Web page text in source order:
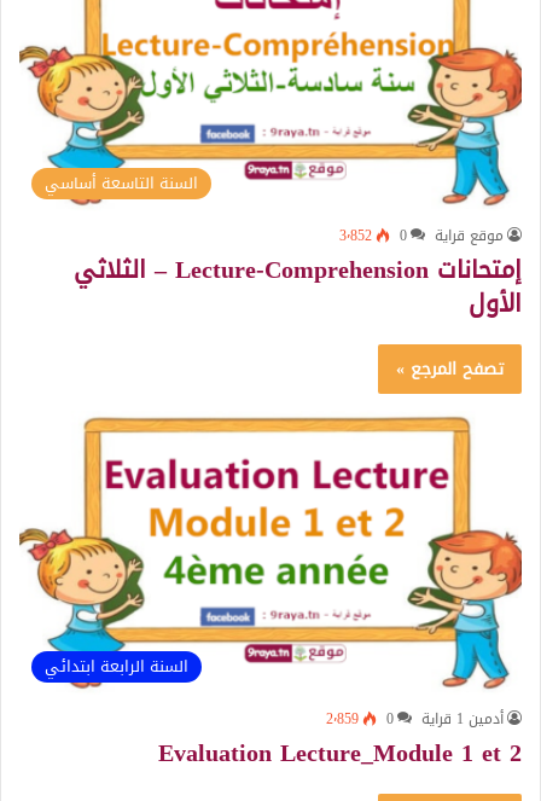
السنة التاسعة أساسي
موقع قراية 0 3٬852
إمتحانات Lecture-Comprehension – الثلاثي
الأول
تصفح المرجع »
السنة الرابعة ابتدائي
أدمين 1 قراية 0 2٬859
Evaluation Lecture_Module 1 et 2